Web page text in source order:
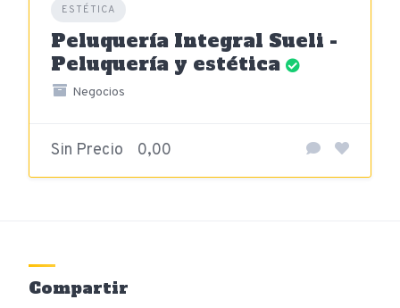
ESTÉTICA
Peluquería Integral Sueli -
Peluquería y estética
Negocios
Sin Precio 0,00
Compartir